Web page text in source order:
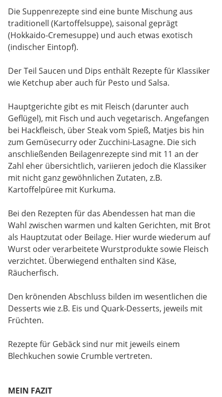
Die Suppenrezepte sind eine bunte Mischung aus
traditionell (Kartoffelsuppe), saisonal geprägt
(Hokkaido-Cremesuppe) und auch etwas exotisch
(indischer Eintopf).
Der Teil Saucen und Dips enthält Rezepte für Klassiker
wie Ketchup aber auch für Pesto und Salsa.
Hauptgerichte gibt es mit Fleisch (darunter auch
Geflügel), mit Fisch und auch vegetarisch. Angefangen
bei Hackfleisch, über Steak vom Spieß, Matjes bis hin
zum Gemüsecurry oder Zucchini-Lasagne. Die sich
anschließenden Beilagenrezepte sind mit 11 an der
Zahl eher übersichtlich, variieren jedoch die Klassiker
mit nicht ganz gewöhnlichen Zutaten, z.B.
Kartoffelpüree mit Kurkuma.
Bei den Rezepten für das Abendessen hat man die
Wahl zwischen warmen und kalten Gerichten, mit Brot
als Hauptzutat oder Beilage. Hier wurde wiederum auf
Wurst oder verarbeitete Wurstprodukte sowie Fleisch
verzichtet. Überwiegend enthalten sind Käse,
Räucherfisch.
Den krönenden Abschluss bilden im wesentlichen die
Desserts wie z.B. Eis und Quark-Desserts, jeweils mit
Früchten.
Rezepte für Gebäck sind nur mit jeweils einem
Blechkuchen sowie Crumble vertreten.
MEIN FAZIT